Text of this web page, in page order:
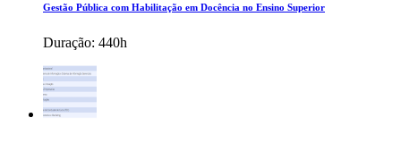
Gestão Pública com Habilitação em Docência no Ensino Superior
Duração: 440h